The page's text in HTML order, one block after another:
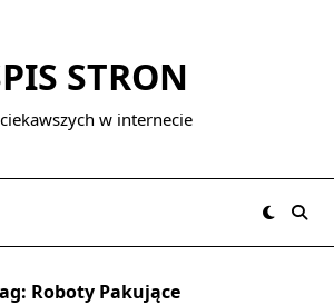
STRON
w internecie
Roboty Pakujące